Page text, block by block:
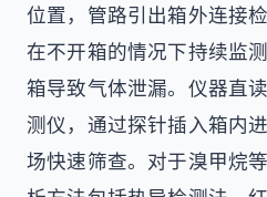
位置，管路引出箱外连接
在不开箱的情况下持续监
箱导致气体泄漏。仪器直
测仪，通过探针插入箱内
场快速筛查。对于溴甲烷